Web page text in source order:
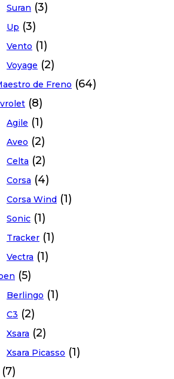
Suran (3)
Up (3)
Vento (1)
Voyage (2)
de Freno (64)
(8)
Agile (1)
Aveo (2)
Celta (2)
Corsa (4)
Corsa Wind (1)
Sonic (1)
Tracker (1)
Vectra (1)
(5)
Berlingo (1)
C3 (2)
Xsara (2)
Xsara Picasso (1)
(7)